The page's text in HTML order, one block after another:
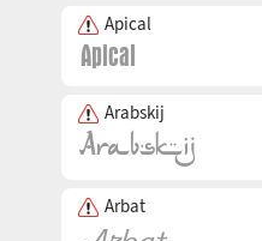
Apical
Arabskij
Arbat